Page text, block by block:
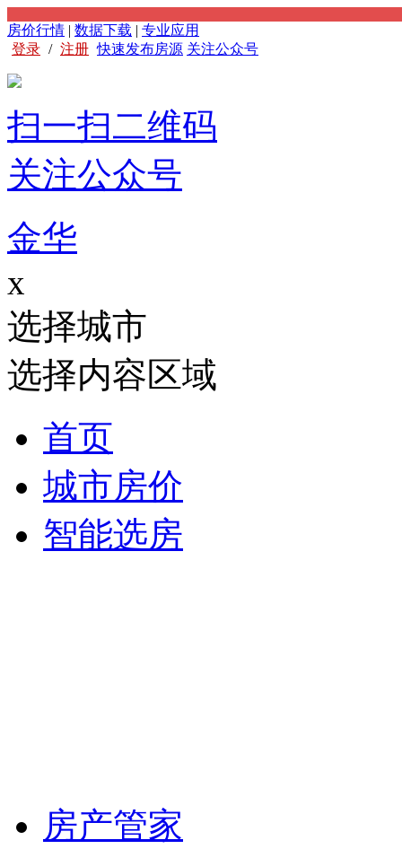
房价行情 | 数据下载 | 专业应用
登录 / 注册 快速发布房源 关注公众号
扫一扫二维码
关注公众号
金华
x
选择城市
选择内容区域
首页
城市房价
智能选房
房产管家